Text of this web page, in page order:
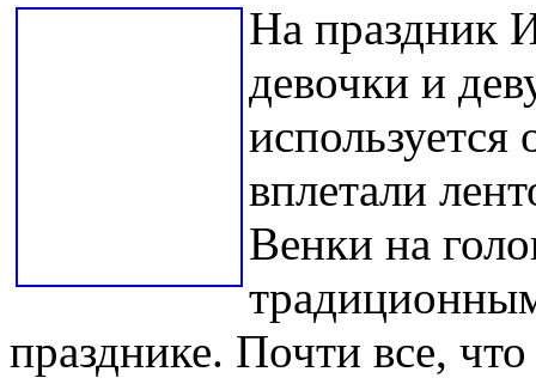
На праздник
девочки и
вплетали
Венки на
празднике. Почти все,